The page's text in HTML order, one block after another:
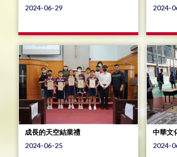
2024-06-29
2024-
成長的天空結業禮
2024-06-25
中華文
2024-